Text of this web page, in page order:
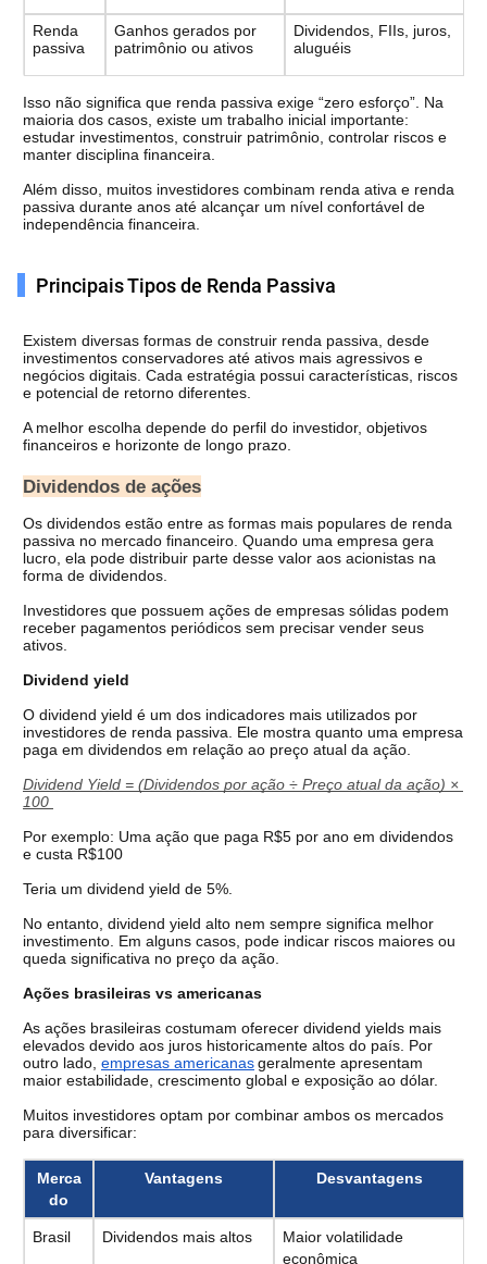
Renda
passiva
Ganhos gerados por
patrimônio ou ativos
Dividendos, FIIs, juros,
aluguéis
Isso não significa que renda passiva exige “zero esforço”. Na
maioria dos casos, existe um trabalho inicial importante:
estudar investimentos, construir patrimônio, controlar riscos e
manter disciplina financeira.
Além disso, muitos investidores combinam renda ativa e renda
passiva durante anos até alcançar um nível confortável de
independência financeira.
Principais Tipos de Renda Passiva
Existem diversas formas de construir renda passiva, desde
investimentos conservadores até ativos mais agressivos e
negócios digitais. Cada estratégia possui características, riscos
e potencial de retorno diferentes.
A melhor escolha depende do perfil do investidor, objetivos
financeiros e horizonte de longo prazo.
Dividendos de ações
Os dividendos estão entre as formas mais populares de renda
passiva no mercado financeiro. Quando uma empresa gera
lucro, ela pode distribuir parte desse valor aos acionistas na
forma de dividendos.
Investidores que possuem ações de empresas sólidas podem
receber pagamentos periódicos sem precisar vender seus
ativos.
Dividend yield
O dividend yield é um dos indicadores mais utilizados por
investidores de renda passiva. Ele mostra quanto uma empresa
paga em dividendos em relação ao preço atual da ação.
Dividend Yield = (Dividendos por ação ÷ Preço atual da ação) ×
100
Por exemplo: Uma ação que paga R$5 por ano em dividendos
e custa R$100
Teria um dividend yield de 5%.
No entanto, dividend yield alto nem sempre significa melhor
investimento. Em alguns casos, pode indicar riscos maiores ou
queda significativa no preço da ação.
Ações brasileiras vs americanas
As ações brasileiras costumam oferecer dividend yields mais
elevados devido aos juros historicamente altos do país. Por
outro lado, empresas americanasgeralmente apresentam
maior estabilidade, crescimento global e exposição ao dólar.
Muitos investidores optam por combinar ambos os mercados
para diversificar:
Merca
do
Vantagens Desvantagens
Brasil Dividendos mais altos
Maior volatilidade
econômica